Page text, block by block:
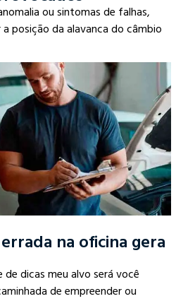
ou sintomas de falhas,
posição da alavanca do câmbio
na oficina gera
de dicas meu alvo será você
de empreender ou